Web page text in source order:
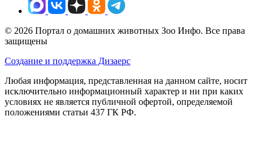
© 2026 Портал о домашних животных Зоо Инфо. Все права
защищены
Создание и поддержка Дизаерс
Любая информация, представленная на данном сайте, носит
исключительно информационный характер и ни при каких
условиях не является публичной офертой, определяемой
положениями статьи 437 ГК РФ.